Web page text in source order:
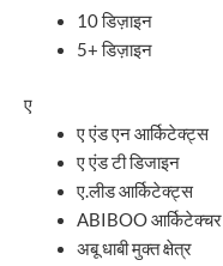
10 डिज़ाइन
5+ डिज़ाइन
ए
ए एंड एन आर्किटेक्ट्स
ए एंड टी डिजाइन
ए.लीड आर्किटेक्ट्स
ABIBOO आर्किटेक्चर
अबू धाबी मुक्त क्षेत्र